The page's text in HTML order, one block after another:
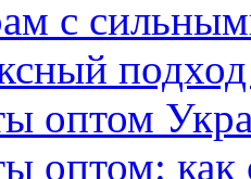
с
оптом
оптом: как